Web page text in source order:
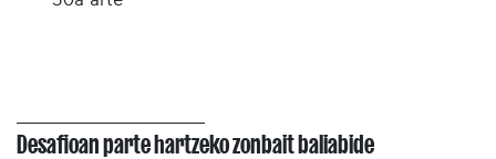
Desafioan parte hartzeko zonbait baliabide